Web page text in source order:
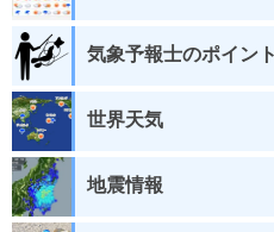
気象予報士のポイン
世界天気
地震情報